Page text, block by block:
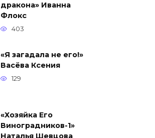
дракона» Иванна
Флокс
403
«Я загадала не его!»
Васёва Ксения
129
«Хозяйка Его
Виноградников-1»